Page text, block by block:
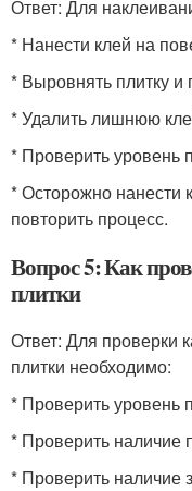
Ответ: Для
* Нанести клей на
* Выровнять плитку и
* Удалить лишнюю
* Проверить уровень
* Осторожно нанести
повторить процесс.
Вопрос 5: Как
плитки
Ответ: Для проверки
плитки необходимо:
* Проверить уровень
* Проверить наличие
* Проверить наличие